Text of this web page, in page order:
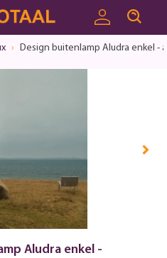
Design buitenlamp Aludra enkel -
Aludra enkel -